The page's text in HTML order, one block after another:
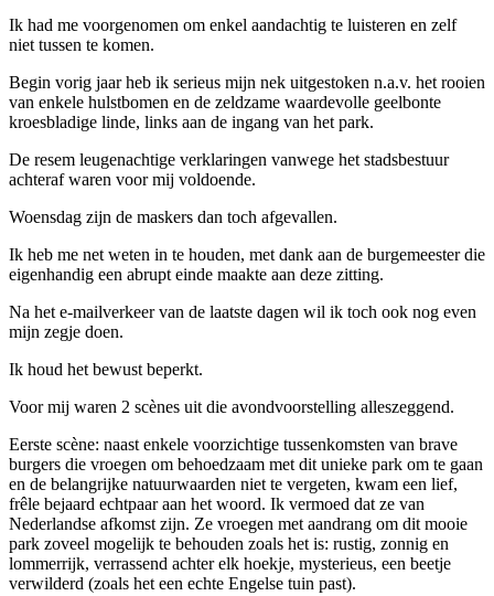
Ik had me voorgenomen om enkel aandachtig te luisteren en zelf
niet tussen te komen.
Begin vorig jaar heb ik serieus mijn nek uitgestoken n.a.v. het rooien
van enkele hulstbomen en de zeldzame waardevolle geelbonte
kroesbladige linde, links aan de ingang van het park.
De resem leugenachtige verklaringen vanwege het stadsbestuur
achteraf waren voor mij voldoende.
Woensdag zijn de maskers dan toch afgevallen.
Ik heb me net weten in te houden, met dank aan de burgemeester die
eigenhandig een abrupt einde maakte aan deze zitting.
Na het e-mailverkeer van de laatste dagen wil ik toch ook nog even
mijn zegje doen.
Ik houd het bewust beperkt.
Voor mij waren 2 scènes uit die avondvoorstelling alleszeggend.
Eerste scène: naast enkele voorzichtige tussenkomsten van brave
burgers die vroegen om behoedzaam met dit unieke park om te gaan
en de belangrijke natuurwaarden niet te vergeten, kwam een lief,
frêle bejaard echtpaar aan het woord. Ik vermoed dat ze van
Nederlandse afkomst zijn. Ze vroegen met aandrang om dit mooie
park zoveel mogelijk te behouden zoals het is: rustig, zonnig en
lommerrijk, verrassend achter elk hoekje, mysterieus, een beetje
verwilderd (zoals het een echte Engelse tuin past).